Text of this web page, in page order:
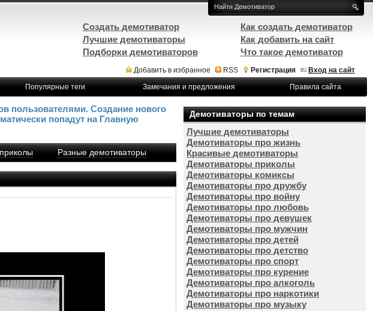
Добавить в избранное RSS Регистрация
Вход на сайт
Популярные теги Замечания и предложения Правила сайта
пользователями. Создание нового
попадут на Главную
Разные демотиваторы
Демотиваторы по темам
Лучшие демотиваторы
Демотиваторы про жизнь
Красивые демотиваторы
Демотиваторы приколы
Демотиваторы комиксы
Демотиваторы про дружбу
Демотиваторы про войну
Демотиваторы про любовь
Демотиваторы про девушек
Демотиваторы про мужчин
Демотиваторы про детей
Демотиваторы про детство
Демотиваторы про спорт
Демотиваторы про курение
Демотиваторы про алкоголь
Демотиваторы про наркотики
Демотиваторы про музыку
Создать демотиватор
Лучшие демотиваторы
Подборки демотиваторов
Как создать демотиватор
Как добавить на сайт
Что такое демотиватор